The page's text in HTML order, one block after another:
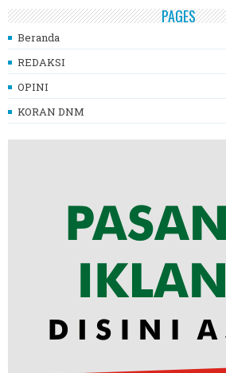
PAGES
Beranda
REDAKSI
OPINI
KORAN DNM